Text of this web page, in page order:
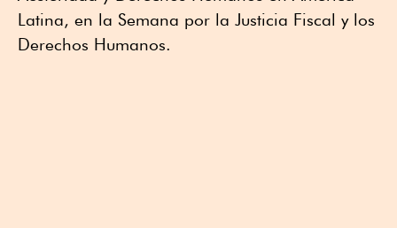
Latina, en la Semana por la Justicia Fiscal y los
Derechos Humanos.